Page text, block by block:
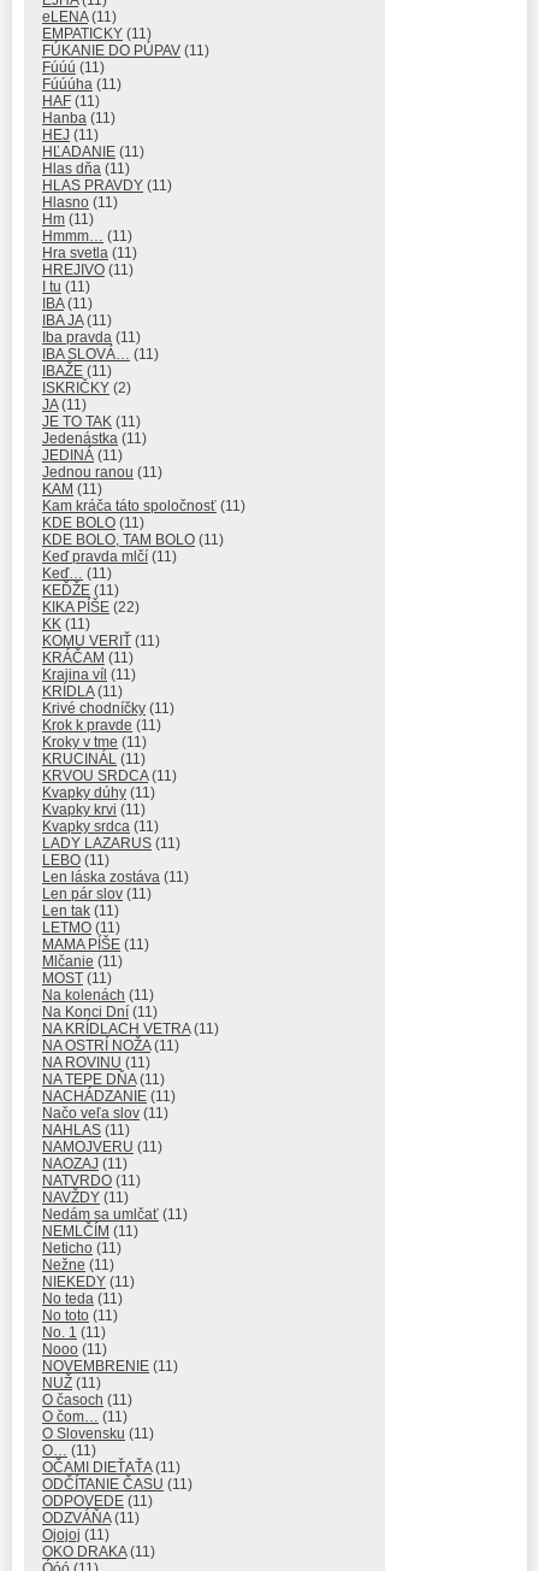
eLENA(11)
EMPATICKY (11)
FÚKANIE DO PÚPAV (11)
Fúúú (11)
Fúúúha (11)
HAF (11)
Hanba (11)
HEJ (11)
HĽADANIE (11)
Hlas dňa (11)
HLAS PRAVDY (11)
Hlasno (11)
Hm (11)
Hmmm…
(11)
Hra svetla (11)
HREJIVO (11)
I tu (11)
IBA(11)
IBA JA(11)
Iba pravda (11)
IBA SLOVÁ…
(11)
IBAŽE (11)
ISKRIČKY (2)
JA(11)
JE TO TAK (11)
Jedenástka (11)
JEDINÁ (11)
Jednou ranou (11)
KAM (11)
Kam kráča táto spoločnosť (11)
KDE BOLO (11)
KDE BOLO, TAM BOLO (11)
Keď pravda mlčí (11)
Keď…
(11)
KEĎŽE (11)
KIKA PÍŠE (22)
KK (11)
KOMU VERIŤ (11)
KRÁČAM (11)
Krajina víl (11)
KRÍDLA(11)
Krivé chodníčky (11)
Krok k pravde (11)
Kroky v tme (11)
KRUCINÁL (11)
KRVOU SRDCA(11)
Kvapky dúhy (11)
Kvapky krvi (11)
Kvapky srdca (11)
LADY LAZARUS (11)
LEBO (11)
Len láska zostáva (11)
Len pár slov (11)
Len tak (11)
LETMO (11)
MAMA PÍŠE (11)
Mlčanie (11)
MOST (11)
Na kolenách (11)
Na Konci Dní (11)
NA KRÍDLACH VETRA(11)
NA OSTRÍ NOŽA(11)
NA ROVINU (11)
NA TEPE DŇA(11)
NACHÁDZANIE (11)
Načo veľa slov (11)
NAHLAS (11)
NAMOJVERU (11)
NAOZAJ (11)
NATVRDO (11)
NAVŽDY (11)
Nedám sa umlčať (11)
NEMLČÍM (11)
Neticho (11)
Nežne (11)
NIEKEDY (11)
No teda (11)
No toto (11)
No. 1 (11)
Nooo (11)
NOVEMBRENIE (11)
NUŽ (11)
O časoch (11)
O čom…
(11)
O Slovensku (11)
O…
(11)
OČAMI DIEŤAŤA(11)
ODČÍTANIE ČASU (11)
ODPOVEDE (11)
ODZVÁŇA(11)
Ojojoj (11)
OKO DRAKA(11)